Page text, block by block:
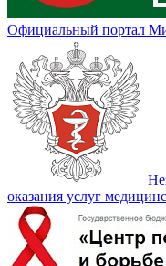
Официальный портал
оказания услуг